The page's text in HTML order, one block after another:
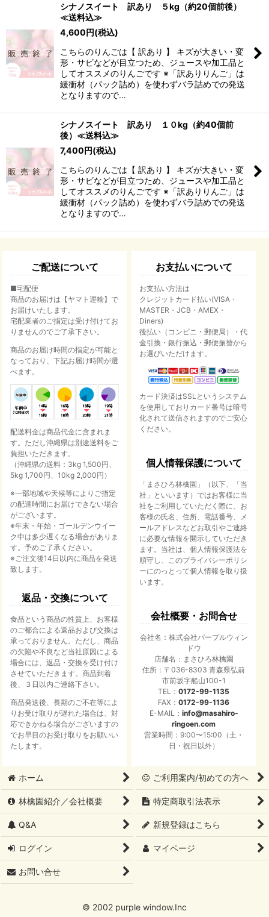
シナノスイート 訳あり ５kg（約20個前後）
≪送料込≫
4,600円(税込)
こちらのりんごは【 訳あり 】 キズが大きい・変
形・サビなどが目立つため、ジュースや加工品と
してオススメのりんごです ※「訳ありりんご」は
緩衝材（パック詰め）を使わずバラ詰めでの発送
となりますので…
シナノスイート 訳あり １０kg（約40個前
後）≪送料込≫
7,400円(税込)
こちらのりんごは【 訳あり 】 キズが大きい・変
形・サビなどが目立つため、ジュースや加工品と
してオススメのりんごです ※「訳ありりんご」は
緩衝材（パック詰め）を使わずバラ詰めでの発送
となりますので…
ご配送について
■宅配便
商品のお届けは【ヤマト運輸】で
お届けいたします。
宅配業者のご指定は受け付けてお
りませんのでご了承下さい。
商品のお届け時間の指定が可能と
なっており、下記お届け時間が選
べます。
配送料金は商品代金に含まれま
す。ただし沖縄県は別途送料をご
負担いただきます。
（沖縄県の送料：3kg 1,500円、
5kg 1,700円、10kg 2,000円）
※一部地域や天候等によりご指定
の配達時間にお届けできない場合
がございます。
※年末・年始・ゴールデンウイー
ク中は多少遅くなる場合がありま
す。予めご了承ください。
※ご注文後14日以内に商品を発送
致します。
返品・交換について
食品という商品の性質上、お客様
のご都合による返品および交換は
承っておりません。ただし、商品
の欠陥や不良など当社原因による
場合には、返品・交換を受け付け
させていただきます。商品到着
後、３日以内ご連絡下さい。
商品発送後、長期のご不在等によ
りお受け取りが遅れた場合は、対
応できかねる場合がございますの
でお早目のお受け取りをお願いい
たします。
お支払いについて
お支払い方法は
クレジットカード払い(VISA・
MASTER・JCB・AMEX・
Diners)
後払い（コンビニ・郵便局）・代
金引換・銀行振込・郵便振替から
お選びいただけます。
カード決済はSSLというシステム
を使用しておりカード番号は暗号
化されて送信されますのでご安心
ください。
個人情報保護について
「まさひろ林檎園」（以下、「当
社」といいます）ではお客様に当
社をご利用していただく際に、お
客様の氏名、住所、電話番号、メ
ールアドレスなどお取引やご連絡
に必要な情報を開示していただき
ます。当社は、個人情報保護法を
順守し、このプライバシーポリシ
ーにのっとって個人情報を取り扱
います。
会社概要・お問合せ
会社名：株式会社パープルウィン
ドウ
店舗名：まさひろ林檎園
住所：〒036-8303 青森県弘前
市前坂字船山100-1
TEL：0172-99-1135
FAX：0172-99-1136
E-MAIL： info@masahiro-
ringoen.com
営業時間：9:00〜15:00（土・
日・祝日以外）
ホーム ご利用案内/初めての方へ
林檎園紹介／会社概要 特定商取引法表示
Q&A 新規登録はこちら
ログイン マイページ
お問い合せ
© 2002 purple window.Inc